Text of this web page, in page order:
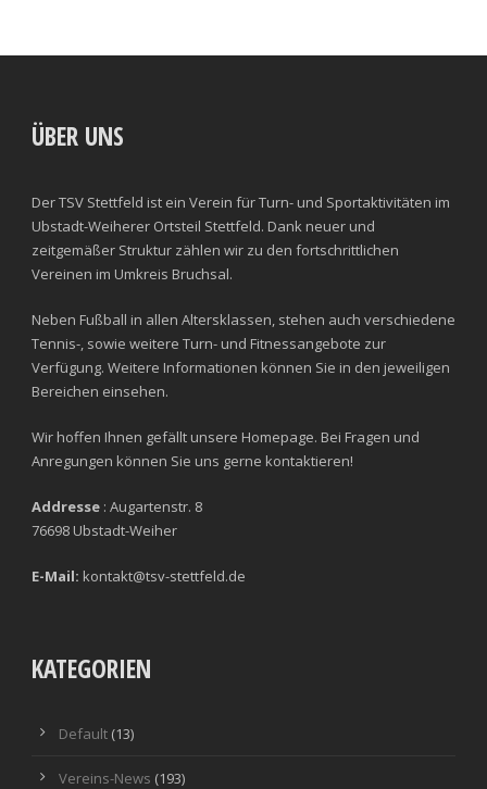
ÜBER UNS
Der TSV Stettfeld ist ein Verein für Turn- und Sportaktivitäten im
Ubstadt-Weiherer Ortsteil Stettfeld. Dank neuer und
zeitgemäßer Struktur zählen wir zu den fortschrittlichen
Vereinen im Umkreis Bruchsal.
Neben Fußball in allen Altersklassen, stehen auch verschiedene
Tennis-, sowie weitere Turn- und Fitnessangebote zur
Verfügung. Weitere Informationen können Sie in den jeweiligen
Bereichen einsehen.
Wir hoffen Ihnen gefällt unsere Homepage. Bei Fragen und
Anregungen können Sie uns gerne kontaktieren!
Addresse : Augartenstr. 8
76698 Ubstadt-Weiher
E-Mail: kontakt@tsv-stettfeld.de
KATEGORIEN
Default (13)
Vereins-News (193)